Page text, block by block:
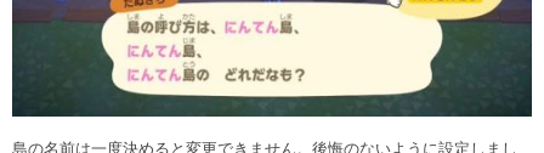
島の名前は一度決めると変更できません。後悔のないように設定しまし